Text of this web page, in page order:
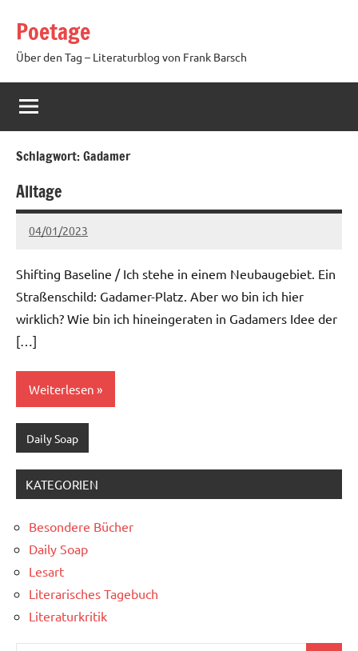
Inhalt
springen
Poetage
Über den Tag – Literaturblog von Frank Barsch
Schlagwort:Gadamer
Alltage
04/01/2023
Ria
Keine
Shifting Baseline / Ich stehe in einem Neubaugebiet. Ein
Straßenschild: Gadamer-Platz. Aber wo bin ich hier
wirklich? Wie bin ich hineingeraten in Gadamers Idee der
[…]
Weiterlesen
Daily Soap
KATEGORIEN
Besondere Bücher
Daily Soap
Lesart
Literarisches Tagebuch
Literaturkritik